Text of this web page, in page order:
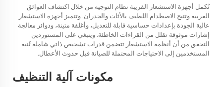
تُكمل أجهزة الاستشعار القريبة نظام التوجيه من خلال اكتشاف العوائق
القريبة وتتيح الاصطدام اللطيف بالأثاث والجدران. وتتميز أجهزة الاستشعار
عالية الجودة بإعدادات حساسية قابلة للتعديل، وأغلفة متينة، ودوائر معالجة
إشارات موثوقة تقلل من القراءات الخاطئة. وينبغي على المستوردين
التحقق من أن أنظمة الاستشعار تتضمن قدرات تشخيص ذاتي شاملة تُنبه
المستخدمين إلى الاحتياجات المحتملة للصيانة قبل حدوث الأعطال.
مكونات آلية التنظيف